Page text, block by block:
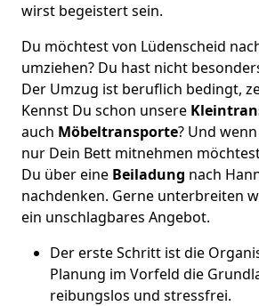
wirst begeistert sein.
Du möchtest von Lüdenscheid
umziehen? Du hast nicht
Der Umzug ist beruflich bedingt,
Kennst Du schon unsere
auch Möbeltransporte? Und
nur Dein Bett mitnehmen
Du über eine Beiladung nach
nachdenken. Gerne unterbreiten
ein unschlagbares Angebot.
Der erste Schritt ist die
Planung im Vorfeld die
reibungslos und stressfrei.